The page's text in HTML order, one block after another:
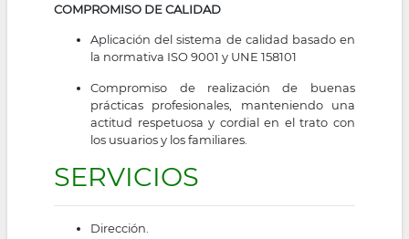
COMPROMISO DE CALIDAD
Aplicación del sistema de calidad basado en
la normativa ISO 9001 y UNE 158101
Compromiso de realización de buenas
prácticas profesionales, manteniendo una
actitud respetuosa y cordial en el trato con
los usuarios y los familiares.
SERVICIOS
Dirección.